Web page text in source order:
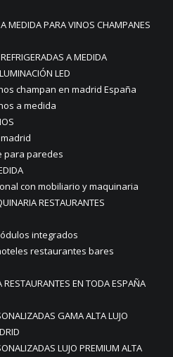
MEDIDA PARA VINOS CHAMPANES
A MEDIDA
LED
champan en madrid España
a medida
para paredes
con mobiliario y maquinaria
RESTAURANTES
integrados
restaurantes bares
EN TODA ESPAÑA
GAMA ALTA LUJO
LUJO PREMIUM ALTA